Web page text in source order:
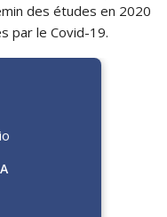
des études en 2020
par le Covid-19.